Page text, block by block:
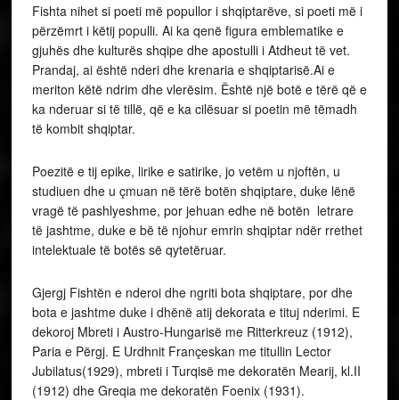
Fishta nihet si poeti më popullor i shqiptarëve, si poeti më i
përzëmrt i këtij populli. Ai ka qenë figura emblematike e
gjuhës dhe kulturës shqipe dhe apostulli i Atdheut të vet.
Prandaj, ai është nderi dhe krenaria e shqiptarisë.Ai e
meriton këtë ndrim dhe vlerësim. Është një botë e tërë që e
ka nderuar si të tillë, që e ka cilësuar si poetin më tëmadh
të kombit shqiptar.
Poezitë e tij epike, lirike e satirike, jo vetëm u njoftën, u
studiuen dhe u çmuan në tërë botën shqiptare, duke lënë
vragë të pashlyeshme, por jehuan edhe në botën letrare
të jashtme, duke e bë të njohur emrin shqiptar ndër rrethet
intelektuale të botës së qytetëruar.
Gjergj Fishtën e nderoi dhe ngriti bota shqiptare, por dhe
bota e jashtme duke i dhënë atij dekorata e tituj nderimi. E
dekoroj Mbreti i Austro-Hungarisë me Ritterkreuz (1912),
Paria e Përgj. E Urdhnit Françeskan me titullin Lector
Jubilatus(1929), mbreti i Turqisë me dekoratën Mearij, kl.II
(1912) dhe Greqia me dekoratën Foenix (1931).